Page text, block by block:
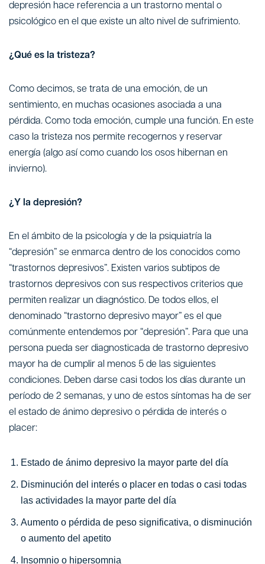
depresión hace referencia a un trastorno mental o
psicológico en el que existe un alto nivel de sufrimiento.
¿Qué es la tristeza?
Como decimos, se trata de una emoción, de un
sentimiento, en muchas ocasiones asociada a una
pérdida. Como toda emoción, cumple una función. En este
caso la tristeza nos permite recogernos y reservar
energía (algo así como cuando los osos hibernan en
invierno).
¿Y la depresión?
En el ámbito de la psicología y de la psiquiatría la
“depresión” se enmarca dentro de los conocidos como
“trastornos depresivos”. Existen varios subtipos de
trastornos depresivos con sus respectivos criterios que
permiten realizar un diagnóstico. De todos ellos, el
denominado “trastorno depresivo mayor” es el que
comúnmente entendemos por “depresión”. Para que una
persona pueda ser diagnosticada de trastorno depresivo
mayor ha de cumplir al menos 5 de las siguientes
condiciones. Deben darse casi todos los días durante un
período de 2 semanas, y uno de estos síntomas ha de ser
el estado de ánimo depresivo o pérdida de interés o
placer:
Estado de ánimo depresivo la mayor parte del día
Disminución del interés o placer en todas o casi todas
las actividades la mayor parte del día
Aumento o pérdida de peso significativa, o disminución
o aumento del apetito
Insomnio o hipersomnia